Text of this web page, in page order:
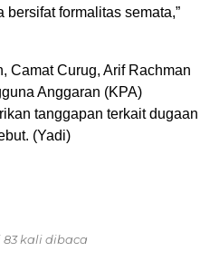
formalitas semata,”
Camat Curug, Arif Rachman
Anggaran (KPA)
tanggapan terkait dugaan
(Yadi)
83 kali dibaca